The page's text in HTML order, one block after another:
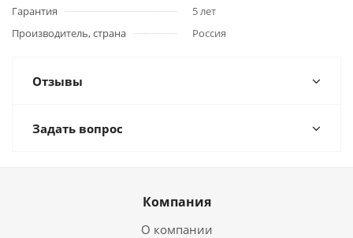
Гарантия
5 лет
Производитель, страна
Россия
Отзывы
Задать вопрос
Компания
О компании